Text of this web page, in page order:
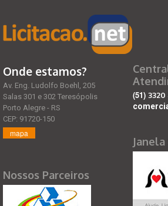
Onde estamos?
Av. Eng. Ludolfo Boehl, 205
Salas 301 e 302 Teresópolis
Porto Alegre - RS
CEP: 91720-150
mapa
Nossos Parceiros
(51)